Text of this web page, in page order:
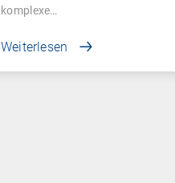
komplexe…
Weiterlesen